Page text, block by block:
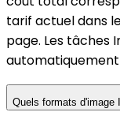
tarif actuel dans
page. Les tâches
automatiquement
Quels formats d'image